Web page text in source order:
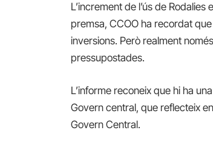
L’increment de l’ús de
premsa, CCOO ha recordat
inversions. Però realment
pressupostades.
L’informe reconeix que hi ha
Govern central, que reflecteix
Govern Central.